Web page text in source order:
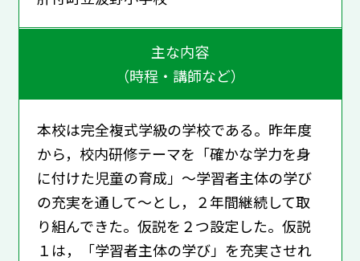
主な内容
（時程・講師など）
本校は完全複式学級の学校である。昨年度
から，校内研修テーマを「確かな学力を身
に付けた児童の育成」～学習者主体の学び
の充実を通して～とし，２年間継続して取
り組んできた。仮説を２つ設定した。仮説
１は，「学習者主体の学び」を充実させれ